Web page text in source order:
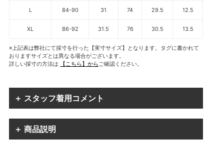
L 84-90 31 74 29.5 12.5
XL 86-92 31.5 76 30.5 13.5
※上記表は弊社にて採寸を行った【実寸サイズ】となります。タグに書かれて
おりますサイズとは異なる場合がございます。
詳しい採寸の方法は
【こちら】からご確認ください。
＋ スタッフ着用コメント
＋ 商品説明